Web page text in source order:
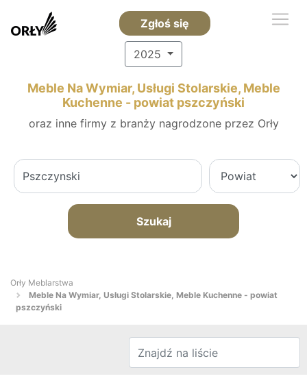
Zgłoś się
2025
Meble Na Wymiar, Usługi Stolarskie, Meble
Kuchenne - powiat pszczyński
oraz inne firmy z branży nagrodzone przez Orły
Szukaj
Orły Meblarstwa
Meble Na Wymiar, Usługi Stolarskie, Meble Kuchenne - powiat
pszczyński